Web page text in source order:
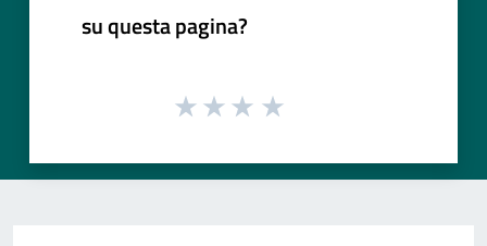
su questa pagina?